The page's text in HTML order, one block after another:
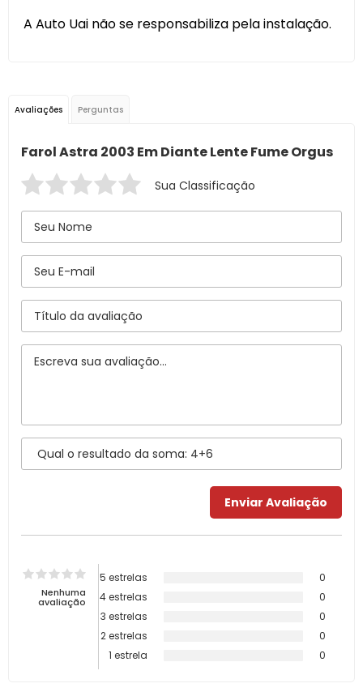
A Auto Uai não se responsabiliza pela instalação.
Avaliações Perguntas
Farol Astra 2003 Em Diante Lente Fume Orgus
Sua Classificação
Nenhuma
avaliação
5 estrelas
0
4 estrelas
0
3 estrelas
0
2 estrelas
0
1 estrela
0